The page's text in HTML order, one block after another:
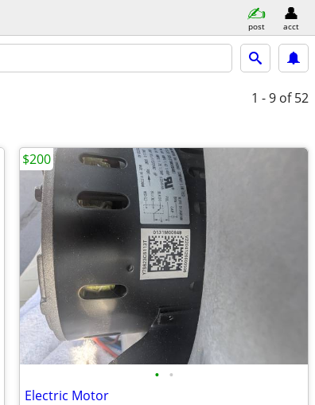
post acct
1 - 9 of 52
• •
Electric Motor
$200